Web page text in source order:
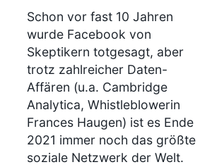
Schon vor fast 10 Jahren
wurde Facebook von
Skeptikern totgesagt, aber
trotz zahlreicher Daten-
Affären (u.a. Cambridge
Analytica, Whistleblowerin
Frances Haugen) ist es Ende
2021 immer noch das größte
soziale Netzwerk der Welt.